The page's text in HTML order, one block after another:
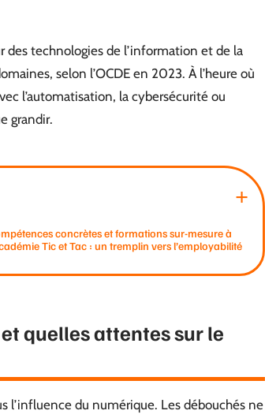
des technologies de l’information et de la
selon l’OCDE en 2023. À l’heure où
l’automatisation, la cybersécurité ou
grandir.
concrètes et formations sur-mesure à
Tic et Tac : un tremplin vers l’employabilité
quelles attentes sur le
l’influence du numérique. Les débouchés ne